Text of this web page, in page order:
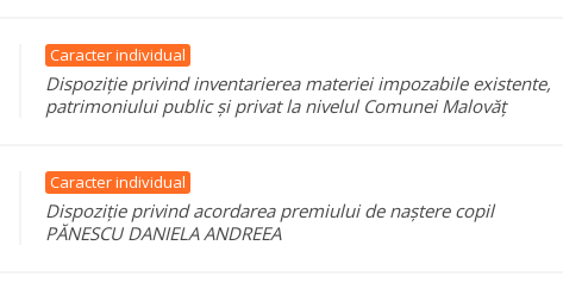
Caracter individual
Dispoziție privind inventarierea materiei impozabile existente,
patrimoniului public și privat la nivelul Comunei Malovăț
Caracter individual
Dispoziție privind acordarea premiului de naștere copil
PĂNESCU DANIELA ANDREEA